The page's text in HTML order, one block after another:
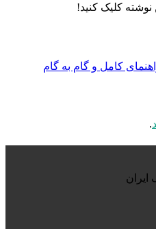
نوشته کلیک کنید!
کامل و گام به گام
.
ایران